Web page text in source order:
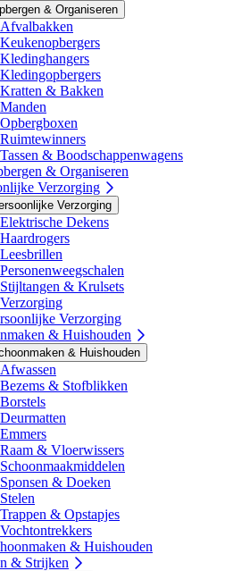
& Organiseren
Afvalbakken
Keukenopbergers
Kledinghangers
Kledingopbergers
Kratten & Bakken
Manden
Opbergboxen
Ruimtewinners
Tassen & Boodschappenwagens
& Organiseren
Verzorging
Verzorging
Elektrische Dekens
Haardrogers
Leesbrillen
Personenweegschalen
Stijltangen & Krulsets
Verzorging
Verzorging
& Huishouden
& Huishouden
Afwassen
Bezems & Stofblikken
Borstels
Deurmatten
Emmers
Raam & Vloerwissers
Schoonmaakmiddelen
Sponsen & Doeken
Stelen
Trappen & Opstapjes
Vochtontrekkers
& Huishouden
& Strijken